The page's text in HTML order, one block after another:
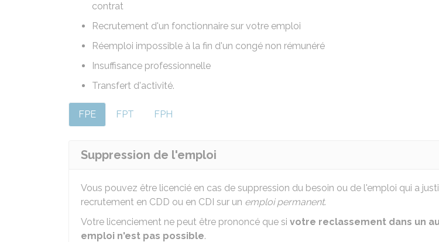
contrat
Recrutement d'un fonctionnaire sur votre emploi
Réemploi impossible à la fin d'un congé non rémunéré
Insuffisance professionnelle
Transfert d'activité.
FPE FPT FPH
Suppression de l'emploi
Vous pouvez être licencié en cas de suppression du besoin ou de l'emploi qui a
recrutement en CDD ou en CDI sur un emploi permanent.
Votre licenciement ne peut être prononcé que si votre reclassement dans un
emploi n'est pas possible.